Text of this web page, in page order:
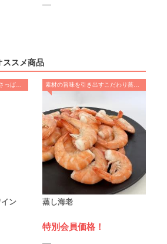
ススメ商品
自然の恵みを詰め込んだ、さっぱりとした辛口ワイン
イン
蒸し海老
特別会員価格！